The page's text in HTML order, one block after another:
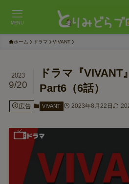
MENU
ホーム ドラマ VIVANT
ドラマ『VIVANT
Part6（6話）
2023
9/20
広告 VIVANT 2023年8月22日